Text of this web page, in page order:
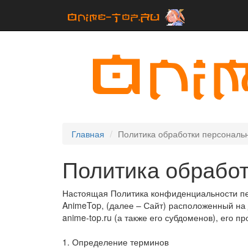
Главная Политика обработки
Политика
Настоящая Политика конфиденциальности
AnimeTop, (далее – Сайт) расположенный
anime-top.ru (а также его субдоменов), его
1. Определение терминов